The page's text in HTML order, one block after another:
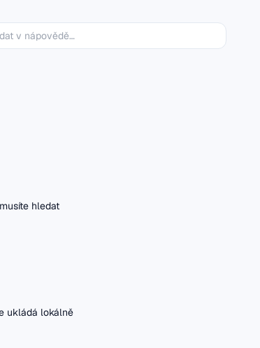
hledat
ukládá lokálně